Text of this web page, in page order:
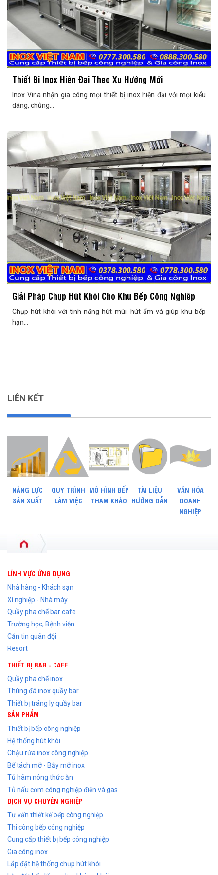
Thiết Bị Inox Hiện Đại Theo Xu Hướng Mới
Inox Vina nhận gia công mọi thiết bị inox hiện đại với mọi kiểu
dáng, chủng...
Giải Pháp Chụp Hút Khói Cho Khu Bếp Công Nghiệp
Chụp hút khói với tính năng hút mùi, hút ẩm và giúp khu bếp
hạn...
LIÊN KẾT
NĂNG LỰC
SẢN XUẤT
QUY TRÌNH
LÀM VIỆC
MÔ HÌNH BẾP
THAM KHẢO
TÀI LIỆU
HƯỚNG DẪN
VĂN HÓA
DOANH
NGHIỆP
LĨNH VỰC ỨNG DỤNG
Nhà hàng - Khách sạn
Xí nghiệp - Nhà máy
Quầy pha chế bar cafe
Trường học, Bệnh viện
Căn tin quân đội
Resort
THIẾT BỊ BAR - CAFE
Quầy pha chế inox
Thùng đá inox quầy bar
Thiết bị tráng ly quầy bar
SẢN PHẨM
Thiết bị bếp công nghiệp
Hệ thống hút khói
Chậu rửa inox công nghiệp
Bể tách mỡ - Bẫy mỡ inox
Tủ hâm nóng thức ăn
Tủ nấu cơm công nghiệp điện và gas
DỊCH VỤ CHUYÊN NGHIỆP
Tư vấn thiết kế bếp công nghiệp
Thi công bếp công nghiệp
Cung cấp thiết bị bếp công nghiệp
Gia công inox
Lắp đặt hệ thống chụp hút khói